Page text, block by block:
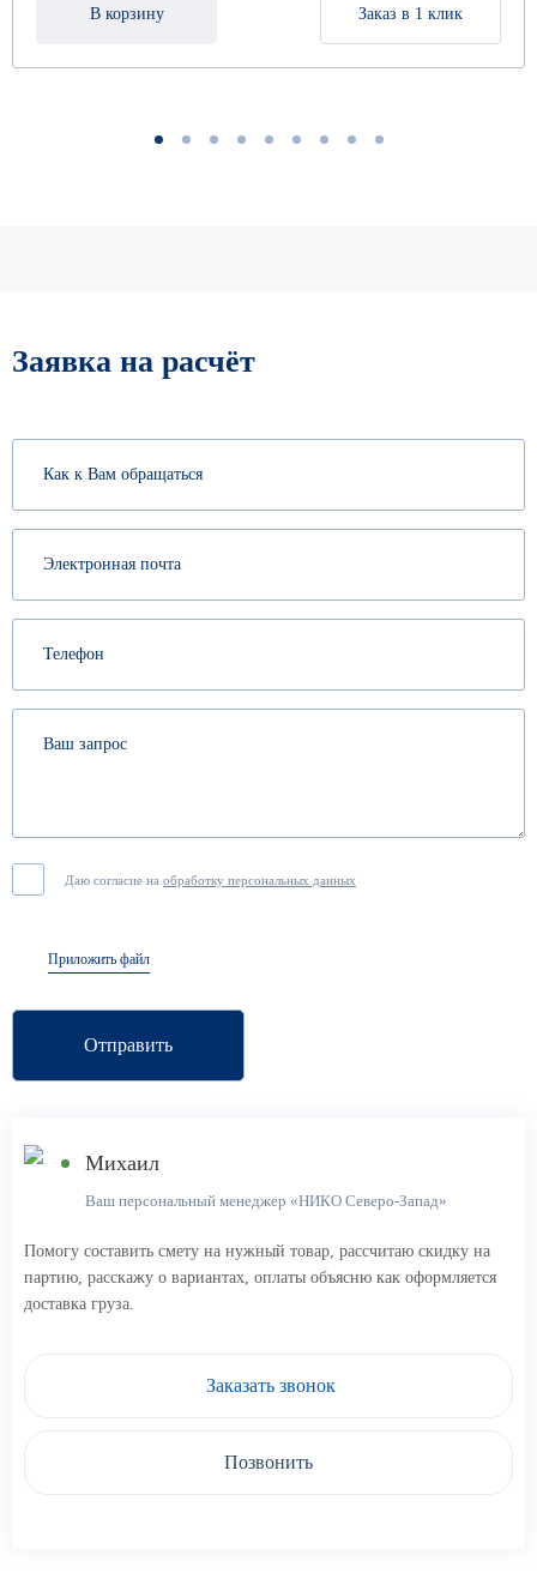
В корзину Заказ в 1 клик
1 2 3 4 5 6 7 8 9
Заявка на расчёт
Даю согласие на обработку персональных данных
Приложить файл
Отправить
Михаил
Ваш персональный менеджер «НИКО Северо-Запад»
Помогу составить смету на нужный товар, рассчитаю скидку на
партию, расскажу о вариантах, оплаты объясню как оформляется
доставка груза.
Заказать звонок
Позвонить